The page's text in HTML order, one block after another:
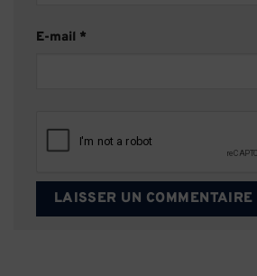
E-mail *